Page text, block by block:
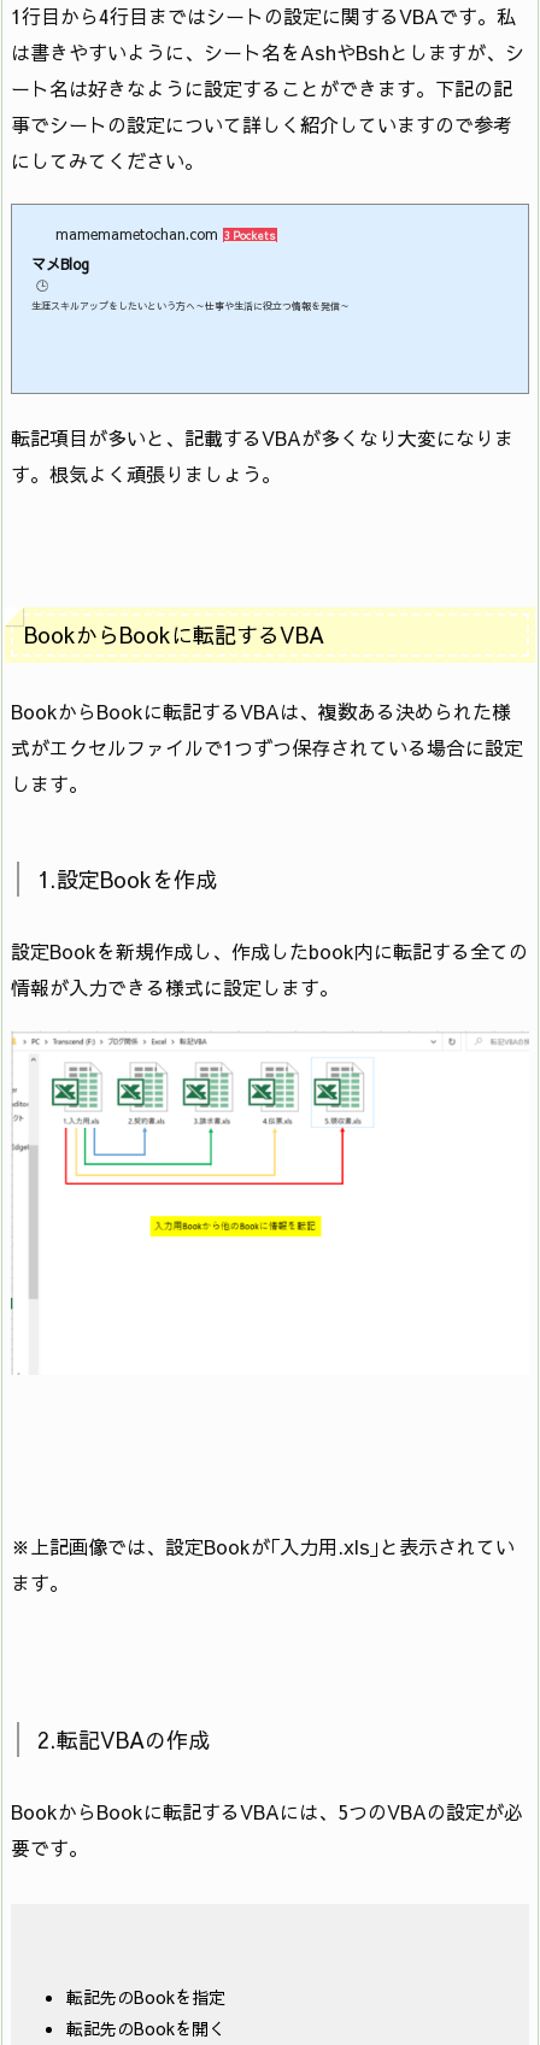
1行目から4行目まではシートの設定に関するVBAです。私
は書きやすいように、シート名をAshやBshとしますが、シ
ート名は好きなように設定することができます。下記の記
事でシートの設定について詳しく紹介していますので参考
にしてみてください。
mamemametochan.com 3 Pockets
マメBlog
🕒️
生涯スキルアップをしたいという方へ～仕事や生活に役立つ情報を発信～
転記項目が多いと、記載するVBAが多くなり大変になりま
す。根気よく頑張りましょう。
BookからBookに転記するVBA
BookからBookに転記するVBAは、複数ある決められた様
式がエクセルファイルで1つずつ保存されている場合に設定
します。
1.設定Bookを作成
設定Bookを新規作成し、作成したbook内に転記する全ての
情報が入力できる様式に設定します。
※上記画像では、設定Bookが｢入力用.xls｣と表示されてい
ます。
2.転記VBAの作成
BookからBookに転記するVBAには、5つのVBAの設定が必
要です。
転記先のBookを指定
転記先のBookを開く